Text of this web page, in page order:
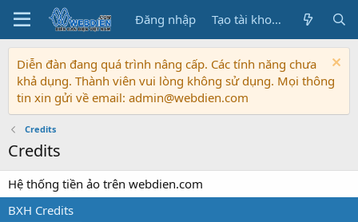
Đăng nhập Tạo tài khoản
Diễn đàn đang quá trình nâng cấp. Các tính năng chưa
khả dụng. Thành viên vui lòng không sử dụng. Mọi thông
tin xin gửi về email: admin@webdien.com
Credits
Credits
Hệ thống tiền ảo trên webdien.com
BXH Credits